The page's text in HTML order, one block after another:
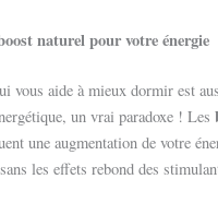
naturel pour votre énergie
vous aide à mieux dormir est
un vrai paradoxe ! Les
une augmentation de votre
les effets rebond des